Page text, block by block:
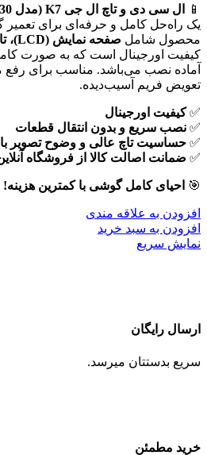
📱
ال سی دی و تاچ ال جی K7 (مدل MS330) با فریم
محصول شامل صفحه نمایش (LCD)، تاچ (Digitizer) و فریم
کیفیت اورجینال است که به صورت
آماده نصب می‌باشد. مناسب برای
تعویض فریم آسیب‌دیده.
✅کیفیت اورجینال
✅ نصب سریع و بدون انتقال قطعات
✅ حساسیت تاچ عالی و وضوح تصویر
✅ ضمانت اصالت کالا از فروشگاه آنلاین
🎯 احیای کامل گوشی با کمترین هزینه!
افزودن به علاقه مندی
افزودن به سبد خرید
نمایش سریع
ارسال رایگان
سریع بدستتان میرسد.
خرید مطمئن